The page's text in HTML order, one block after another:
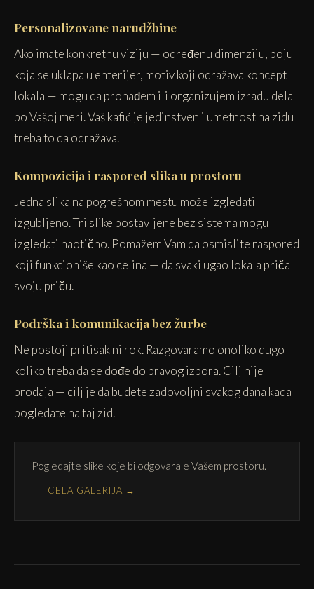
Personalizovane narudžbine
Ako imate konkretnu viziju — određenu dimenziju, boju
koja se uklapa u enterijer, motiv koji odražava koncept
lokala — mogu da pronađem ili organizujem izradu dela
po Vašoj meri. Vaš kafić je jedinstven i umetnost na zidu
treba to da odražava.
Kompozicija i raspored slika u prostoru
Jedna slika na pogrešnom mestu može izgledati
izgubljeno. Tri slike postavljene bez sistema mogu
izgledati haotično. Pomažem Vam da osmislite raspored
koji funkcioniše kao celina — da svaki ugao lokala priča
svoju priču.
Podrška i komunikacija bez žurbe
Ne postoji pritisak ni rok. Razgovaramo onoliko dugo
koliko treba da se dođe do pravog izbora. Cilj nije
prodaja — cilj je da budete zadovoljni svakog dana kada
pogledate na taj zid.
Pogledajte slike koje bi odgovarale Vašem prostoru.
CELA GALERIJA →